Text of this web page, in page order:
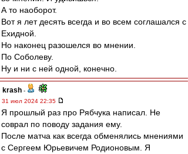
А то наоборот.
Вот я лет десять всегда и во всем соглашался с
Ехидной.
Но наконец разошелся во мнении.
По Соболеву.
Ну и ни с ней одной, конечно.
krash -
31 июл 2024 22:35
Я прошлый раз про Рябчука написал. Не
соврал по поводу задания ему.
После матча как всегда обменялись мнениями
с Сергеем Юрьевичем Родионовым. Я